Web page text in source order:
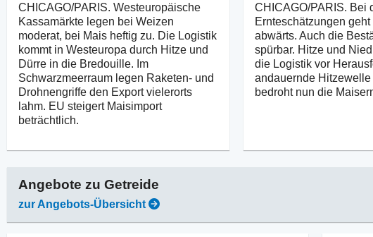
CHICAGO/PARIS. Westeuropäische
Kassamärkte legen bei Weizen
moderat, bei Mais heftig zu. Die Logistik
kommt in Westeuropa durch Hitze und
Dürre in die Bredouille. Im
Schwarzmeerraum legen Raketen- und
Drohnengriffe den Export vielerorts
lahm. EU steigert Maisimport
beträchtlich.
CHICAGO/PARIS. Bei
Ernteschätzungen
abwärts. Auch die
spürbar. Hitze und
die Logistik vor
andauernde
bedroht nun die
Angebote zu Getreide
zur Angebots-Übersicht